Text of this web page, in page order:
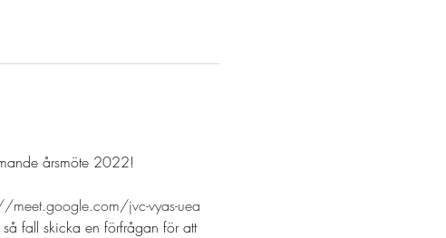
årsmöte 2022!
meet.google.com/jvc-vyas-uea
fall skicka en förfrågan för att